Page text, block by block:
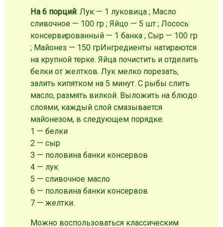
На 6 порций: Лук — 1 луковица ; Масло
сливочное — 100 гр ; Яйцо — 5 шт ; Лосось
консервированный — 1 банка ; Сыр — 100 гр
; Майонез — 150 грИнгредиенты натираются
на крупной терке. Яйца почистить и отделить
белки от желтков. Лук мелко порезать,
залить кипятком на 5 минут. С рыбы слить
масло, размять вилкой. Выложить на блюдо
слоями, каждый слой смазывается
майонезом, в следующем порядке:
1 — белки
2 — сыр
3 — половина банки консервов
4 — лук
5 — сливочное масло
6 — половина банки консервов
7 — желтки.
Можно воспользоваться классическим